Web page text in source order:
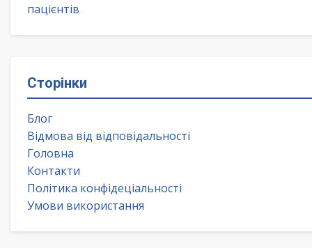
пацієнтів
Сторінки
Блог
Відмова від відповідальності
Головна
Контакти
Політика конфідеціальності
Умови використання